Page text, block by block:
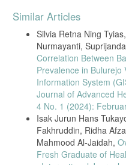
A. D. Susanto, “Air pollution
G.-P. Bala, R.-M. Rajnoveanu,
Oancea, “Air pollution
respiratory diseases,” Environ.
R. Yuliatmo and M. Udkhiyati,
Penyamakan Kulit: Review
Nas. Teknol. Ind. Hijau 3, pp.
A. M. Mohammed and I. A.
particulate matter (PM2.5 and
Biosens. Bioelectron., vol. 6,
10.15406/ijbsbe.2020.06.00189.
Article
Details
Similar Articles
Silvia Retna Ning
Nurmayanti,
Correlation Between
Prevalence in Bulurejo
Information System
Journal of Advanced
4 No. 1 (2024):
Isak Jurun Hans
Fakhruddin, Ridha
Mahmood Al-Jaidah,
Fresh Graduate of